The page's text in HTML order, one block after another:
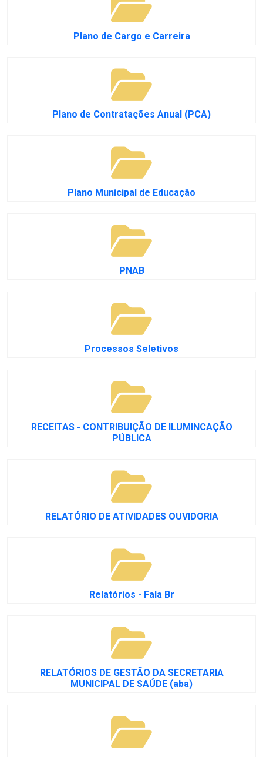
Plano de Cargo e Carreira
Plano de Contratações Anual (PCA)
Plano Municipal de Educação
PNAB
Processos Seletivos
RECEITAS - CONTRIBUIÇÃO DE ILUMINCAÇÃO
PÚBLICA
RELATÓRIO DE ATIVIDADES OUVIDORIA
Relatórios - Fala Br
RELATÓRIOS DE GESTÃO DA SECRETARIA
MUNICIPAL DE SAÚDE (aba)